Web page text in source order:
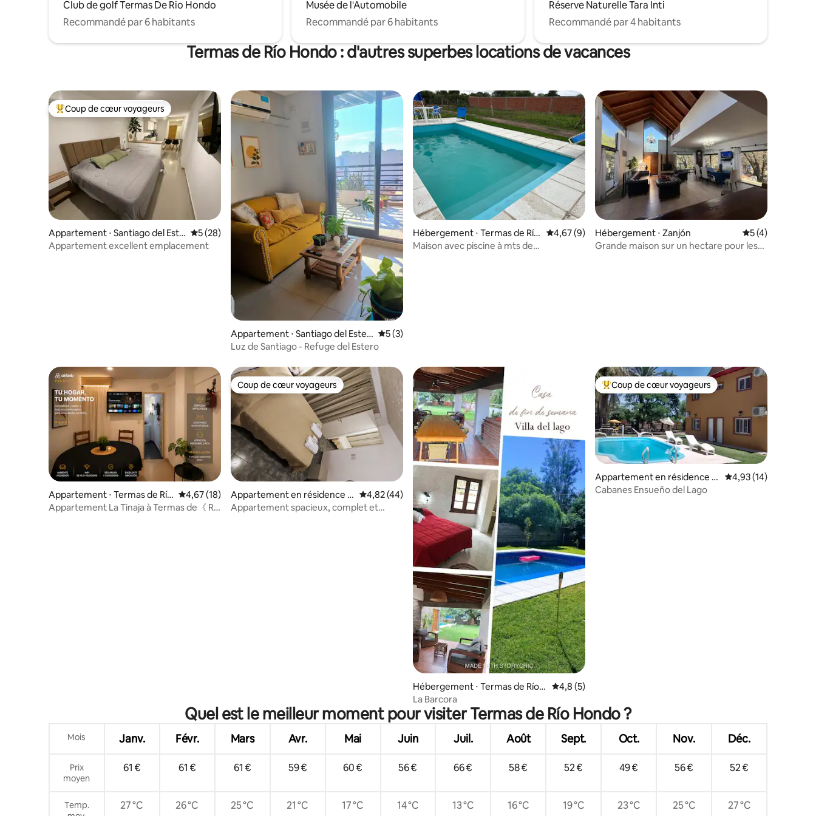
Club de golf Termas De Rio Hondo
Recommandé par 6 habitants
Musée de l'Automobile
Recommandé par 6 habitants
Réserve Naturelle Tara Inti
Recommandé par 4 habitants
Termas de Río Hondo : d'autres superbes locations de vacances
Coups de cœur voyageurs les plus appréciés
Coup de cœur voyageurs
Appartement ⋅ Santiago del Este
ro
Évaluation moyenne sur la base de 28 commentaires : 5 sur 5
5 (28)
Appartement excellent emplacement
Appartement ⋅ Santiago del Ester
o
Évaluation moyenne sur la base de 3 commentaires : 5 sur 5
5 (3)
Luz de Santiago - Refuge del Estero
Hébergement ⋅ Termas de Río
Hondo
Évaluation moyenne sur la base de 9 commentaires : 4,67 sur 5
4,67 (9)
Maison avec piscine à mts de
Hébergement ⋅ Zanjón Évaluation
5 (4)
Grande maison sur un hectare pour les
Appartement ⋅ Termas de Río
Hondo
Évaluation moyenne sur la base de 18 commentaires : 4,67 sur 5
4,67 (18)
Appartement La Tinaja à Termas de《 Rio
Coup de cœur voyageurs
Coup de cœur voyageurs
Appartement en résidence ⋅
Termas de Río Hondo
Évaluation moyenne sur la base de 44 commentaires : 4,82 sur 5
4,82 (44)
Appartement spacieux, complet et
Hébergement ⋅ Termas de Río
Hondo
Évaluation moyenne sur la base de 5 commentaires : 4,8 sur 5
4,8 (5)
La Barcora
Coups de cœur voyageurs les plus appréciés
Coup de cœur voyageurs
Appartement en résidence ⋅
Termas de Río Hondo
Évaluation moyenne
4,93 (14)
Cabanes Ensueño del Lago
Quel est le meilleur moment pour visiter Termas de Río Hondo ?
Mois Janv. Févr. Mars Avr. Mai Juin Juil. Août Sept. Oct. Nov. Déc.
Prix
moyen
61 € 61 € 61 € 59 € 60 € 56 € 66 € 58 € 52 € 49 € 56 € 52 €
Temp.
27 °C 26 °C 25 °C 21 °C 17 °C 14 °C 13 °C 16 °C 19 °C 23 °C 25 °C 27 °C